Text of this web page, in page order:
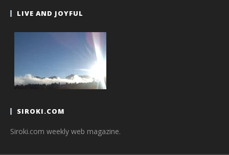
LIVE AND JOYFUL
SIROKI.COM
Siroki.com weekly web magazine.